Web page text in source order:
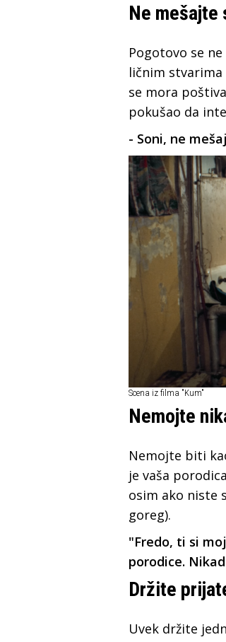
Ne mešajte
Pogotovo se
ličnim
se mora
pokušao da
- Soni, ne
Scena iz filma "Kum"
Nemojte
Nemojte biti
je vaša
osim ako niste
goreg).
"Fredo, ti si
porodice.
Držite
Uvek držite